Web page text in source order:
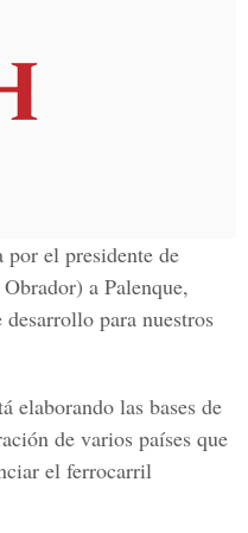
el presidente de
a Palenque,
para nuestros
elaborando las bases de
de varios países que
el ferrocarril